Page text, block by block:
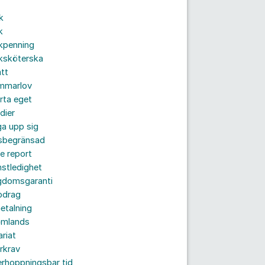
eget
upp sig
report
tid